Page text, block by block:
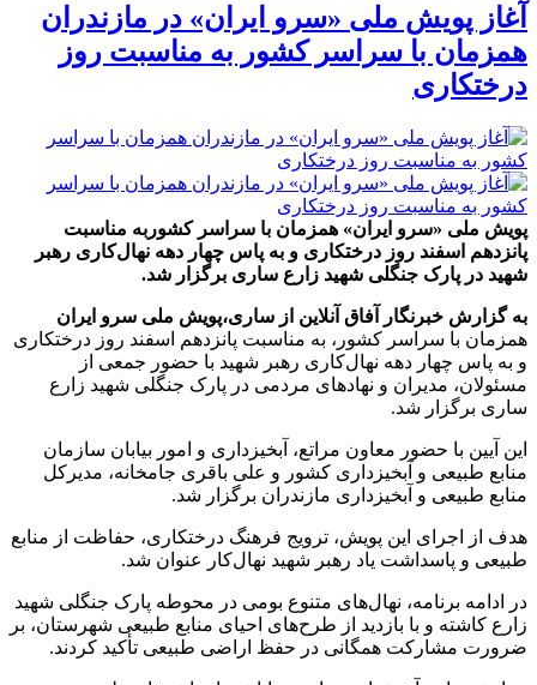
آغاز پویش ملی «سرو ایران» در مازندران
همزمان با سراسر کشور به مناسبت روز
درختکاری
پویش ملی «سرو ایران» همزمان با سراسر کشوربه مناسبت
پانزدهم اسفند روز درختکاری و به پاس چهار دهه نهال‌کاری رهبر
شهید در پارک جنگلی شهید زارع ساری برگزار شد.
به گزارش خبرنگار آفاق آنلاین از ساری،پویش ملی سرو ایران
همزمان با سراسر کشور، به مناسبت پانزدهم اسفند روز درختکاری
و به پاس چهار دهه نهال‌کاری رهبر شهید با حضور جمعی از
مسئولان، مدیران و نهادهای مردمی در پارک جنگلی شهید زارع
ساری برگزار شد.
این آیین با حضور معاون مراتع، آبخیزداری و امور بیابان سازمان
منابع طبیعی و آبخیزداری کشور و علی باقری جامخانه، مدیرکل
منابع طبیعی و آبخیزداری مازندران برگزار شد.
هدف از اجرای این پویش، ترویج فرهنگ درختکاری، حفاظت از منابع
طبیعی و پاسداشت یاد رهبر شهید نهال‌کار عنوان شد.
در ادامه برنامه، نهال‌های متنوع بومی در محوطه پارک جنگلی شهید
زارع کاشته و با بازدید از طرح‌های احیای منابع طبیعی شهرستان، بر
ضرورت مشارکت همگانی در حفظ اراضی طبیعی تأکید کردند.